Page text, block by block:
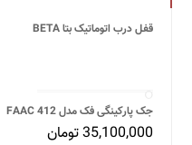
قفل درب اتوماتیک بتا BETA
جک پارکینگی فک مدل FAAC 412
35,100,000تومان